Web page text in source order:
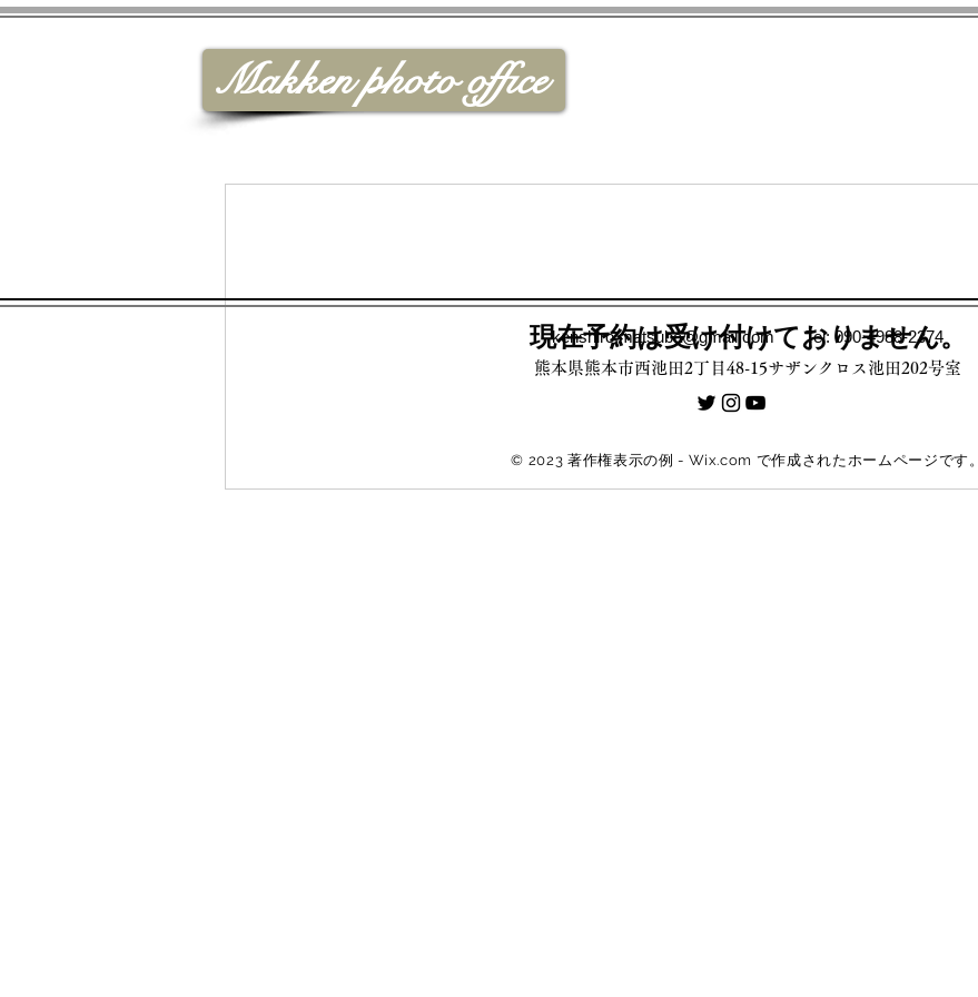
Makken photo office
現在予約は受け付けておりません。
kenshiro.matsuba@gmail.comTel: 090-4988-2374
熊本県熊本市西池田2丁目48-15サザンクロス池田202号室
© 2023 著作権表示の例 - Wix.com で作成されたホームページです。